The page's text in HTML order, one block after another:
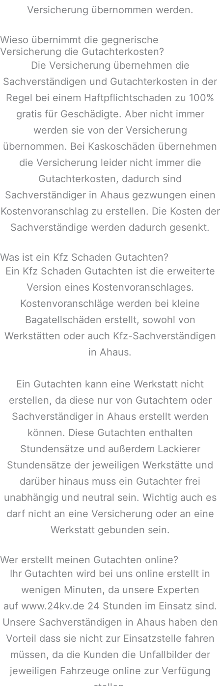
Versicherung übernommen werden.
Wieso übernimmt die gegnerische
Versicherung die Gutachterkosten?
Die Versicherung übernehmen die
Sachverständigen und Gutachterkosten in der
Regel bei einem Haftpflichtschaden zu 100%
gratis für Geschädigte. Aber nicht immer
werden sie von der Versicherung
übernommen. Bei Kaskoschäden übernehmen
die Versicherung leider nicht immer die
Gutachterkosten, dadurch sind
Sachverständiger in Ahausgezwungen einen
Kostenvoranschlag zu erstellen. Die Kosten der
Sachverständige werden dadurch gesenkt.
Was ist ein Kfz Schaden Gutachten?
Ein Kfz Schaden Gutachten ist die erweiterte
Version eines Kostenvoranschlages.
Kostenvoranschläge werden bei kleine
Bagatellschäden erstellt, sowohl von
Werkstätten oder auch Kfz-Sachverständigen
in Ahaus.
Ein Gutachten kann eine Werkstatt nicht
erstellen, da diese nur von Gutachtern oder
Sachverständiger in Ahauserstellt werden
können. Diese Gutachten enthalten
Stundensätze und außerdem Lackierer
Stundensätze der jeweiligen Werkstätte und
darüber hinaus muss ein Gutachter frei
unabhängig und neutral sein. Wichtig auch es
darf nicht an eine Versicherung oder an eine
Werkstatt gebunden sein.
Wer erstellt meinen Gutachten online?
Ihr Gutachten wird bei uns online erstellt in
wenigen Minuten, da unsere Experten
auf www.24kv.de 24 Stunden im Einsatz sind.
Unsere Sachverständigen in Ahaushaben den
Vorteil dass sie nicht zur Einsatzstelle fahren
müssen, da die Kunden die Unfallbilder der
jeweiligen Fahrzeuge online zur Verfügung